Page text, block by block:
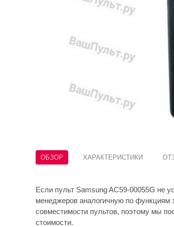
ОБЗОР ХАРАКТЕРИСТИКИ
Если пульт Samsung AC59-00055G не
менеджеров аналогичную по
совместимости пультов, поэтому мы
стоимости.